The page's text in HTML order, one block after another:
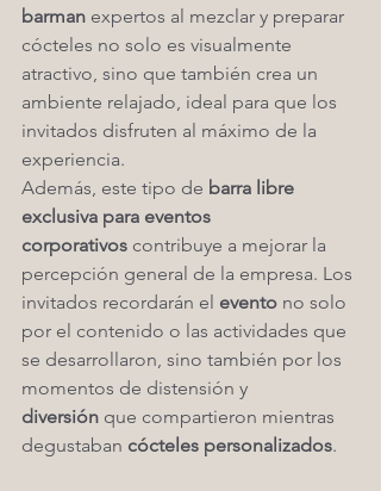
barman expertos al mezclar y preparar
cócteles no solo es visualmente
atractivo, sino que también crea un
ambiente relajado, ideal para que los
invitados disfruten al máximo de la
experiencia.
Además, este tipo de barra libre
exclusiva para eventos
corporativos contribuye a mejorar la
percepción general de la empresa. Los
invitados recordarán el evento no solo
por el contenido o las actividades que
se desarrollaron, sino también por los
momentos de distensión y
diversión que compartieron mientras
degustaban cócteles personalizados.